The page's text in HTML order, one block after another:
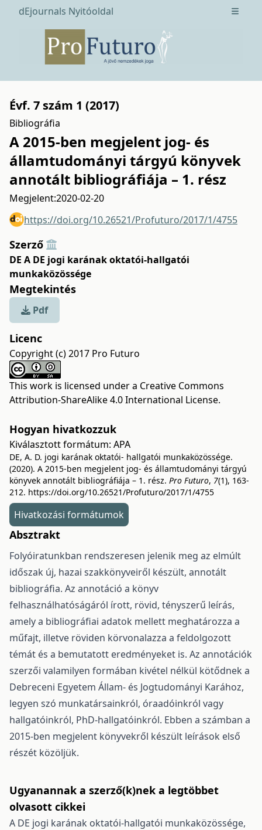
dEjournals Nyitóoldal Open
Évf. 7 szám 1 (2017)
Bibliográfia
A 2015-ben megjelent jog- és
államtudományi tárgyú könyvek
annotált bibliográfiája – 1. rész
Megjelent:2020-02-20
https://doi.org/10.26521/Profuturo/2017/1/4755
Szerző
DE A DE jogi karának oktatói-hallgatói
munkaközössége
Megtekintés
Pdf
Licenc
Copyright (c) 2017 Pro Futuro
This work is licensed under a Creative Commons
Attribution-ShareAlike 4.0 International License.
Hogyan hivatkozzuk
Kiválasztott formátum: APA
DE, A. D. jogi karának oktatói- hallgatói munkaközössége.
(2020). A 2015-ben megjelent jog- és államtudományi tárgyú
könyvek annotált bibliográfiája – 1. rész. Pro Futuro, 7(1), 163-
212. https://doi.org/10.26521/Profuturo/2017/1/4755
Hivatkozási formátumok
Absztrakt
Folyóiratunkban rendszeresen jelenik meg az elmúlt
időszak új, hazai szakkönyveiről készült, annotált
bibliográfia. Az annotáció a könyv
felhasználhatóságáról írott, rövid, tényszerű leírás,
amely a bibliográfiai adatok mellett meghatározza a
műfajt, illetve röviden körvonalazza a feldolgozott
témát és a bemutatott eredményeket is. Az annotációk
szerzői valamilyen formában kivétel nélkül kötődnek a
Debreceni Egyetem Állam- és Jogtudományi Karához,
legyen szó munkatársainkról, óraadóinkról vagy
hallgatóinkról, PhD-hallgatóinkról. Ebben a számban a
2015-ben megjelent könyvekről készült leírások első
részét közöljük.
Ugyanannak a szerző(k)nek a legtöbbet
olvasott cikkei
A DE jogi karának oktatói-hallgatói munkaközössége,